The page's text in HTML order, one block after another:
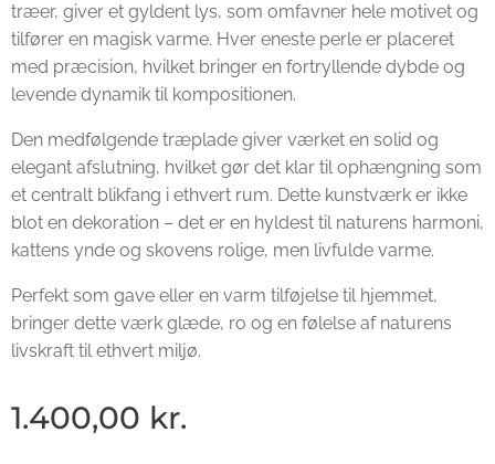
træer, giver et gyldent lys, som omfavner hele motivet og
tilfører en magisk varme. Hver eneste perle er placeret
med præcision, hvilket bringer en fortryllende dybde og
levende dynamik til kompositionen.
Den medfølgende træplade giver værket en solid og
elegant afslutning, hvilket gør det klar til ophængning som
et centralt blikfang i ethvert rum. Dette kunstværk er ikke
blot en dekoration – det er en hyldest til naturens harmoni,
kattens ynde og skovens rolige, men livfulde varme.
Perfekt som gave eller en varm tilføjelse til hjemmet,
bringer dette værk glæde, ro og en følelse af naturens
livskraft til ethvert miljø.
1.400,00 kr.